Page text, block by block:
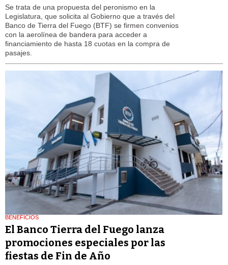
Se trata de una propuesta del peronismo en la
Legislatura, que solicita al Gobierno que a través del
Banco de Tierra del Fuego (BTF) se firmen convenios
con la aerolínea de bandera para acceder a
financiamiento de hasta 18 cuotas en la compra de
pasajes.
BENEFICIOS
El Banco Tierra del Fuego lanza
promociones especiales por las
fiestas de Fin de Año